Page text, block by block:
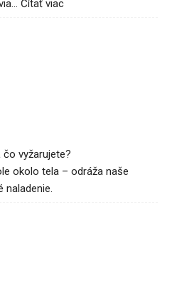
Čítať viac
vyžarujete?
okolo tela – odráža naše
naladenie.